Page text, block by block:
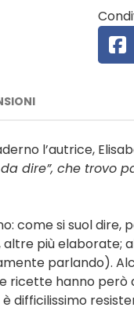
l’autrice,
dire”, che trovo
come si suol dire,
più elaborate;
parlando).
ricette hanno
difficilissimo